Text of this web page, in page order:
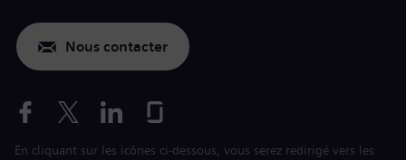
Nous contacter
En cliquant sur les icônes ci-dessous, vous serez redirigé vers les